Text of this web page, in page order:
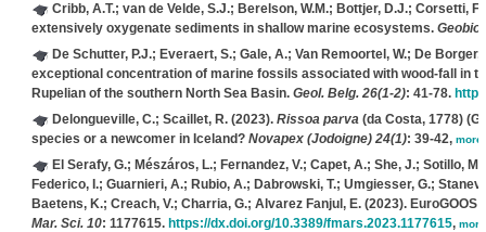
Cribb, A.T.; van de Velde, S.J.; Berelson, W.M.; Bottjer, D.J.; Corsetti,
extensively oxygenate sediments in shallow marine ecosystems.
De Schutter, P.J.; Everaert, S.; Gale, A.; Van Remoortel, W.; De
exceptional concentration of marine fossils associated with wood-fall in
Rupelian of the southern North Sea Basin. Geol. Belg. 26(1-2): 41-78.
Delongueville, C.; Scaillet, R.(2023). Rissoa parva(da Costa, 1778)
species or a newcomer in Iceland? Novapex (Jodoigne) 24(1): 39-42, more
El Serafy, G.; Mészáros, L.; Fernandez, V.; Capet, A.; She, J.; Sotillo,
Federico, I.; Guarnieri, A.; Rubio, A.; Dabrowski, T.; Umgiesser, G.;
Baetens, K.; Creach, V.; Charria, G.; Alvarez Fanjul, E.(2023). EuroGOOS
Mar. Sci. 10: 1177615. https://dx.doi.org/10.3389/fmars.2023.1177615, more